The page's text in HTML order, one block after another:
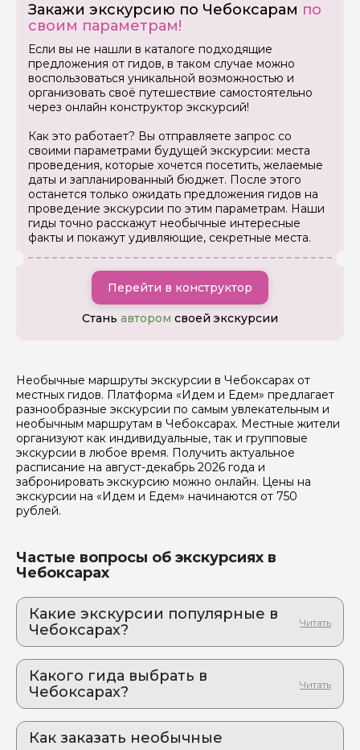
Закажи экскурсию по Чебоксарам по
своим параметрам!
Если вы не нашли в каталоге подходящие
предложения от гидов, в таком случае можно
воспользоваться уникальной возможностью и
организовать своё путешествие самостоятельно
через онлайн конструктор экскурсий!
Как это работает? Вы отправляете запрос со
своими параметрами будущей экскурсии: места
проведения, которые хочется посетить, желаемые
даты и запланированный бюджет. После этого
останется только ожидать предложения гидов на
проведение экскурсии по этим параметрам. Наши
гиды точно расскажут необычные интересные
факты и покажут удивляющие, секретные места.
Перейти в конструктор
Стань автором своей экскурсии
Необычные маршруты экскурсии в Чебоксарах от
местных гидов. Платформа «Идем и Едем» предлагает
разнообразные экскурсии по самым увлекательным и
необычным маршрутам в Чебоксарах. Местные жители
организуют как индивидуальные, так и групповые
экскурсии в любое время. Получить актуальное
расписание на август-декабрь 2026 года и
забронировать экскурсию можно онлайн. Цены на
экскурсии на «Идем и Едем» начинаются от 750
рублей.
Частые вопросы об экскурсиях в
Чебоксарах
Какие экскурсии популярные в
Чебоксарах?
Чебоксары: от древних храмов до современного
Арбата. Незабываемая прогулка по историческим
местам.
2. Чебоксары: по древним улочкам пешком
Давайте отправимся в увлекательное путешествие
Какого гида выбрать в
Чебоксарах?
2. Татьяна.Д 889
Как заказать необычные
Задайте свой вопрос гиду
Как вас зовут
Ваш номер телефона
Вопросы и комментарии
Я даю своё согласие на обработку персональных
данных
Отправить